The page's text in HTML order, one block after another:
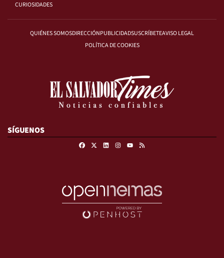
CURIOSIDADES
QUIÉNES SOMOSDIRECCIÓNPUBLICIDADSUSCRÍBETEAVISO LEGAL
POLÍTICA DE COOKIES
SÍGUENOS
FacebookLinkedinInstagram